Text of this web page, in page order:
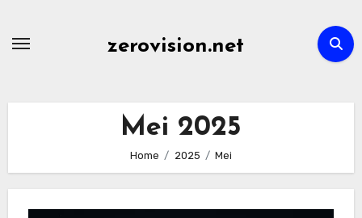
zerovision.net
Mei 2025
Home 2025 Mei